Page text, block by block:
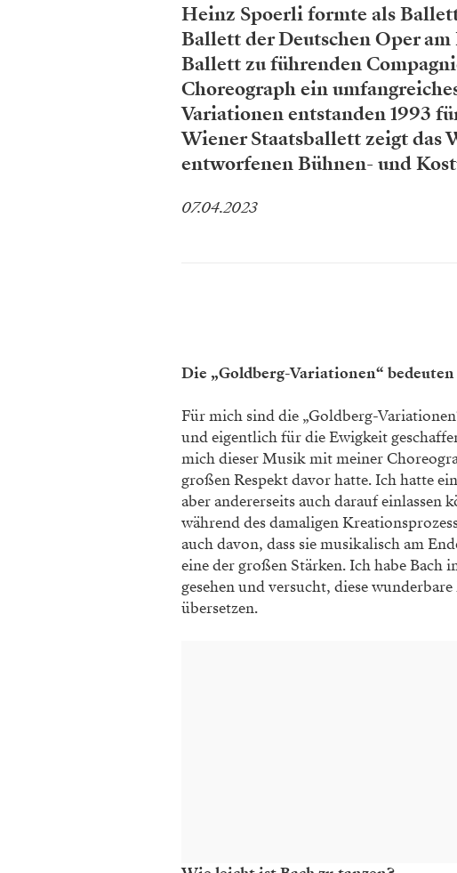
Heinz Spoerli formte als
Ballett der Deutschen Oper
Ballett zu führenden
Choreograph ein
Variationen entstanden 1993
Wiener Staatsballett zeigt das
entworfenen Bühnen- und
07.04.2023
Die „Goldberg-Variationen“
Für mich sind die „Goldberg-
und eigentlich für die Ewigkeit
mich dieser Musik mit meiner
großen Respekt ­davor hatte. Ich hatte
aber andererseits auch darauf einlassen
während des damaligen
auch davon, dass sie musikalisch am
eine der großen Stärken. Ich habe
gesehen und versucht, diese
übersetzen.